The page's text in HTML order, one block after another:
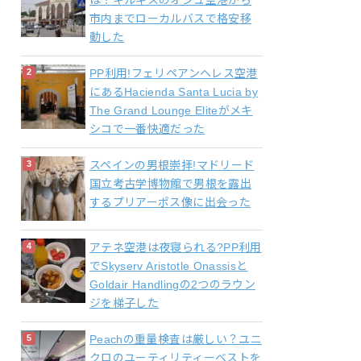
市内までローカルバスで格安移
動した
PP利用!フェリペアンヘレス空港
にあるHacienda Santa Lucia by
The Grand Lounge Eliteがメキ
シコで一番快適だった
スペインの男根崇拝!マドリード
国立考古学博物館で男根を露出
するプリアーポス像に出会った
アテネ空港は夜寝られる?PP利用
でSkyserv Aristotle Onassisと
Goldair Handlingの2つのラウン
ジを梯子した
Peachの重量検査は厳しい？ユニ
クロのユーティリティーベストを